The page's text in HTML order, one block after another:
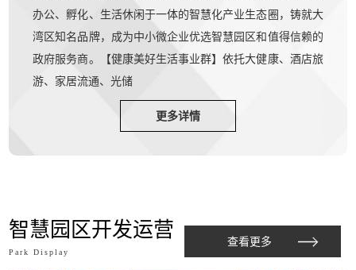
办公、孵化、生活休闲于一体的智慧化产业生态圈，铸就大
湾区知名品牌，成为中小微企业优选智慧园区和值得信赖的
政府服务商。【健康美好生活事业群】依托大健康、酒店旅
游、家居流通、光储
更多详情
智慧园区开发运营
Park Display
查看更多